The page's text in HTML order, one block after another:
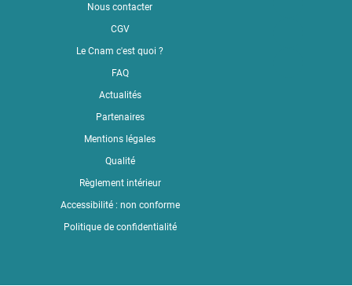
Nous contacter
CGV
Le Cnam c'est quoi ?
FAQ
Actualités
Partenaires
Mentions légales
Qualité
Règlement intérieur
Accessibilité : non conforme
Politique de confidentialité